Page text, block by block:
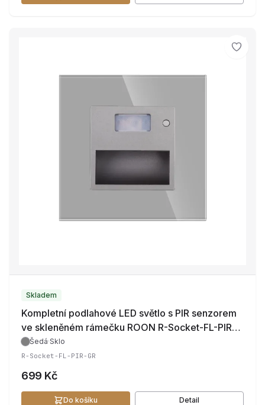
Skladem
Kompletní podlahové LED světlo s PIR senzorem
ve skleněném rámečku ROON R-Socket-FL-PIR-
GRŠedá·Sklo
R-Socket-FL-PIR-GR
699 Kč
Do košíku Detail